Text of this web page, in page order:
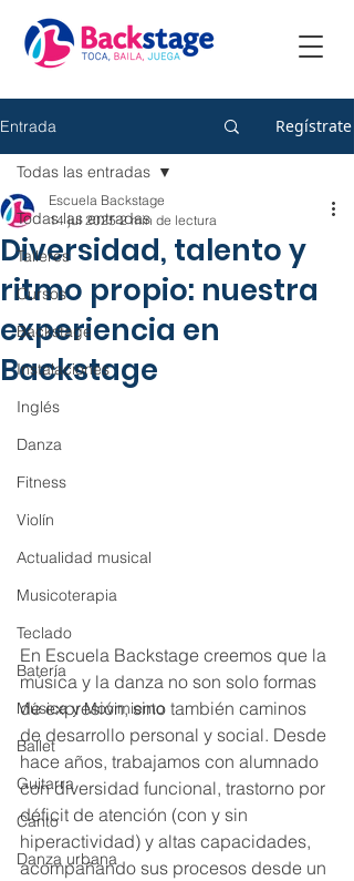
Entrada Regístrate
Todas las entradas
Talleres
Cursos
Backstage
Instalaciones
Inglés
Danza
Fitness
Violín
Actualidad musical
Musicoterapia
Teclado
Batería
Música y Movimiento
Ballet
Guitarra
Canto
Danza urbana
Todas las entradas
Diversidad, talento y
ritmo propio: nuestra
experiencia en
Backstage
Escuela Backstage
14 jul 2025 2 min de lectura
En Escuela Backstage creemos que la
música y la danza no son solo formas
de expresión, sino también caminos
de desarrollo personal y social. Desde
hace años, trabajamos con alumnado
con diversidad funcional, trastorno por
déficit de atención (con y sin
hiperactividad) y altas capacidades,
acompañando sus procesos desde un